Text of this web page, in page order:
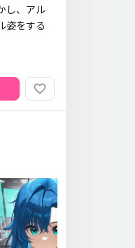
し、アル
姿をする
favorite_border